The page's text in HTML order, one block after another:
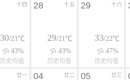
十四
30/21℃
43%
历史均值
十五
28
29/21℃
43%
历史均值
十六
29
33/22℃
47%
历史均值
廿一 廿二
04 廿三
05